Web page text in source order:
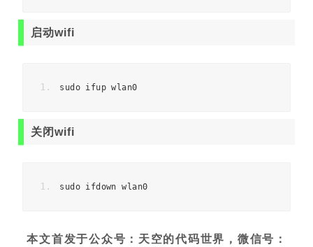
启动wifi
sudo ifup wlan0
关闭wifi
sudo ifdown wlan0
本文首发于公众号：天空的代码世界，微信号：